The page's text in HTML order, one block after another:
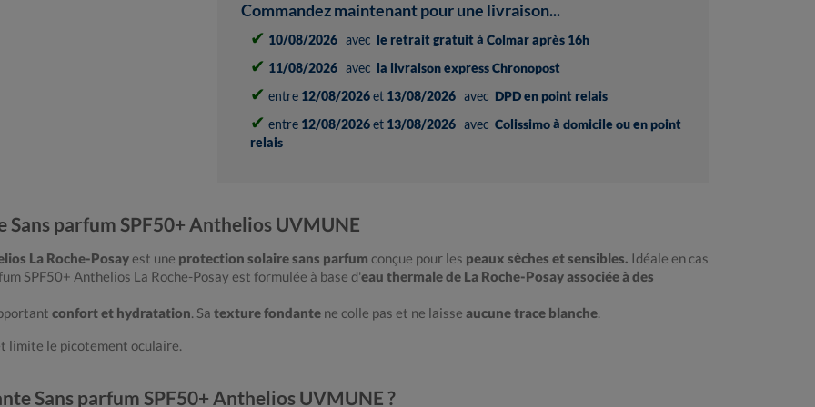
Commandez maintenant pour une livraison...
✔ 10/08/2026 avec le retrait gratuit à Colmar après 16h
✔ 11/08/2026 avec la livraison express Chronopost
✔ entre 12/08/2026et 13/08/2026 avec DPD en point relais
✔ entre 12/08/2026et 13/08/2026 avec Colissimo à domicile ou en point
relais
parfum SPF50+ Anthelios UVMUNE
La Roche-Posayest une protection solaire sans parfum conçue pour les peaux sèches et sensibles. Idéale en cas
SPF50+ Anthelios La Roche-Posay est formulée à base d'eau thermale de La Roche-Posay associée à des
confort et hydratation. Sa texture fondante ne colle pas et ne laisse aucune trace blanche.
limite le picotement oculaire.
Sans parfum SPF50+ Anthelios UVMUNE ?